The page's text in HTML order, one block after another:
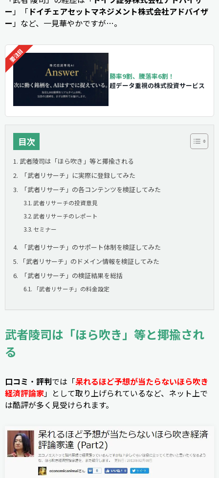
ー 」「 ドイチェアセットマネジメント株式会社アドバイザ
ー 」など、一見華やかですが…。
勝率9割、騰落率6割！
超データ重視の株式投資サービス
目次
武者陵司は「ほら吹き」等と揶揄される
「武者リサーチ」に実際に登録してみた
「武者リサーチ」の各コンテンツを検証してみた
武者リサーチの投資意見
武者リサーチのレポート
セミナー
「武者リサーチ」のサポート体制を検証してみた
「武者リサーチ」のドメイン情報を検証してみた
「武者リサーチ」の検証結果を総括
「武者リサーチ」の料金設定
武者陵司は「ほら吹き」等と揶揄され
る
口コミ ・ 評判では「呆れるほど予想が当たらないほら吹き
経済評論家」として取り上げられているなど、ネット上で
は酷評が多く見受けられます。